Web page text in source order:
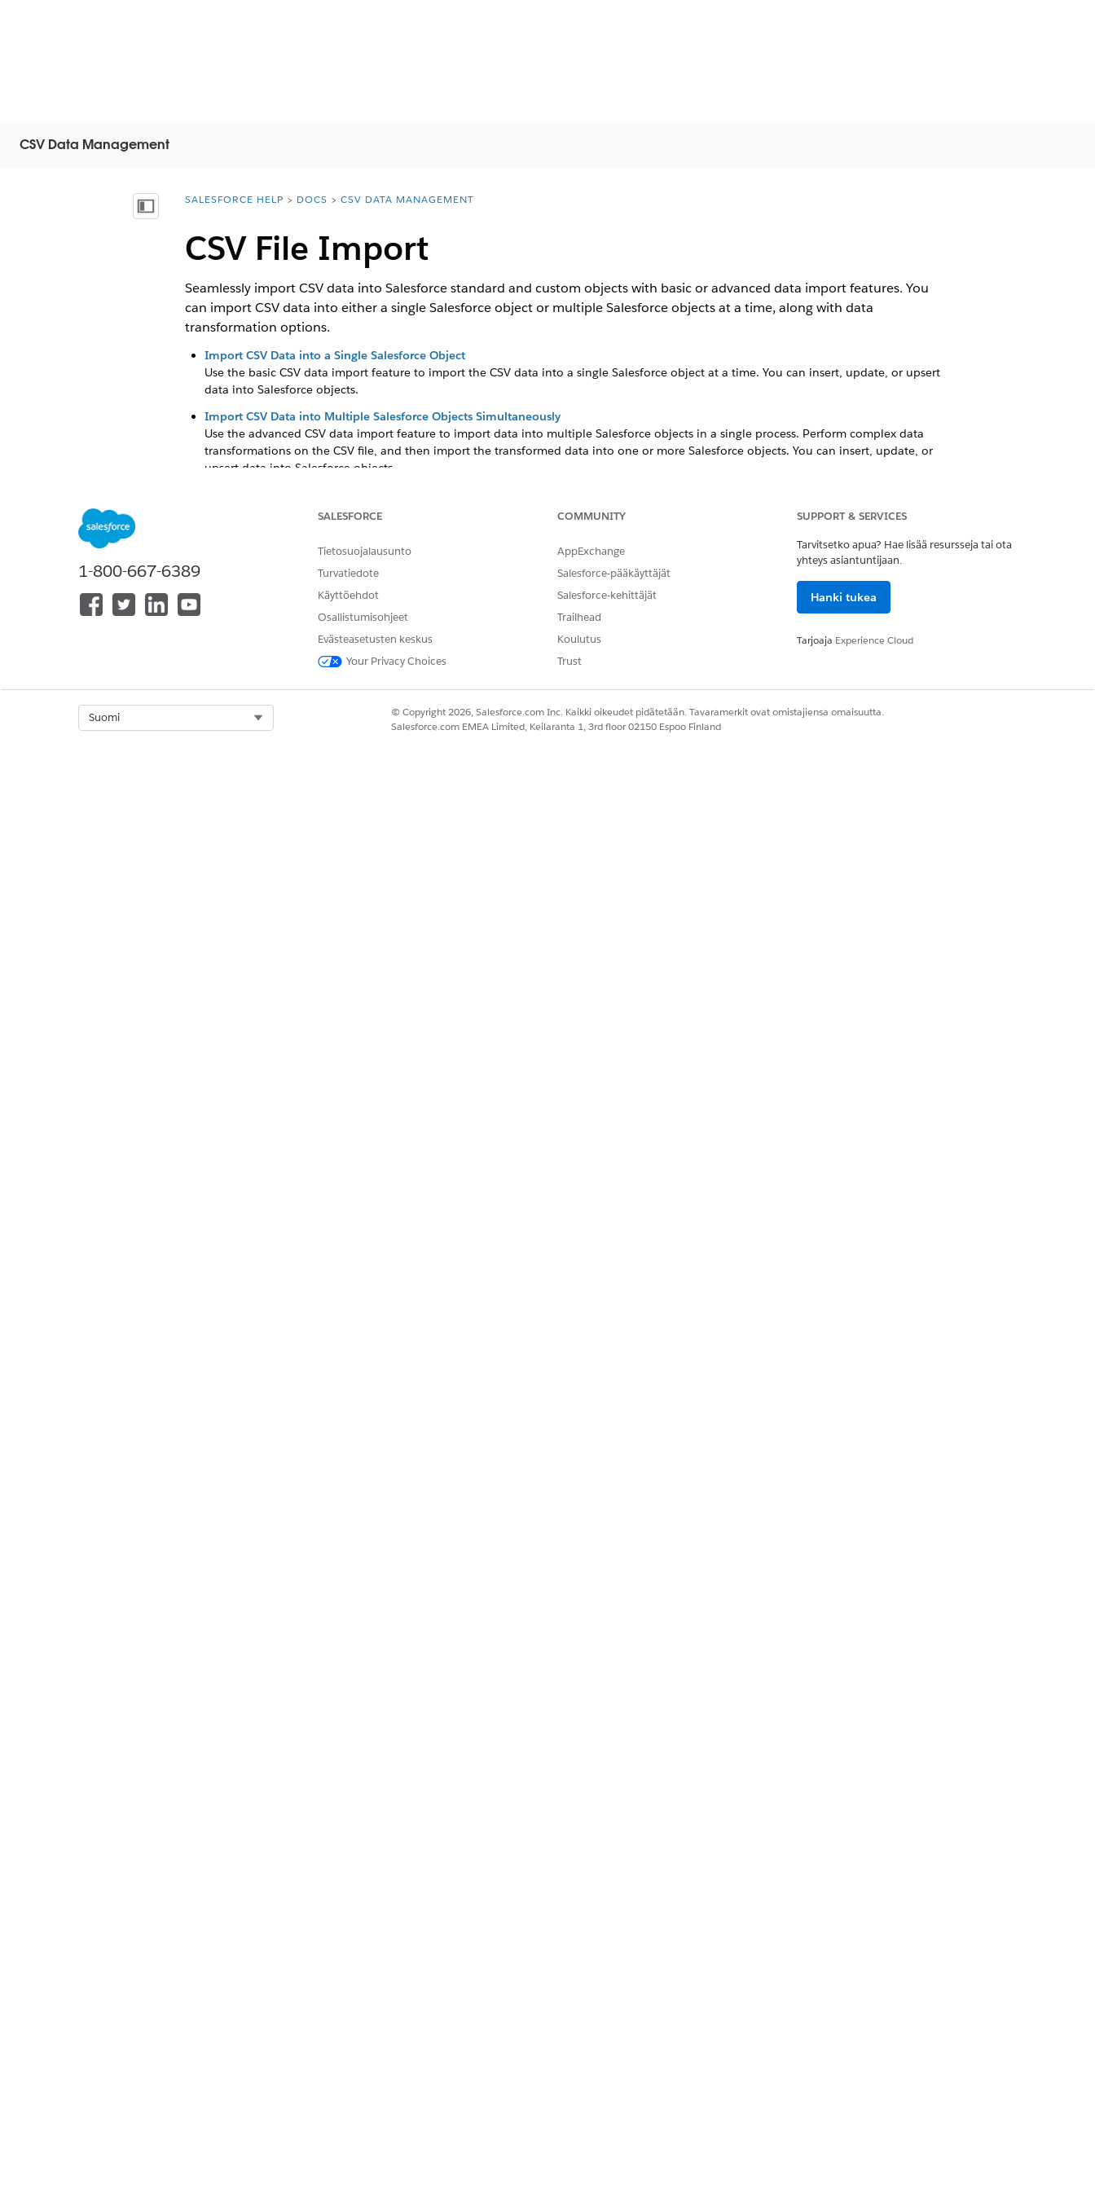
CSV Data Management
Näytä sisällysluettelo
You are here:
SALESFORCE HELP DOCS CSV DATA MANAGEMENT
CSV File Import
Seamlessly import CSV data into Salesforce standard and custom objects with basic or advanced data import features. You
can import CSV data into either a single Salesforce object or multiple Salesforce objects at a time, along with data
transformation options.
Import CSV Data into a Single Salesforce Object
Use the basic CSV data import feature to import the CSV data into a single Salesforce object at a time. You can insert, update, or upsert
data into Salesforce objects.
Import CSV Data into Multiple Salesforce Objects Simultaneously
Use the advanced CSV data import feature to import data into multiple Salesforce objects in a single process. Perform complex data
transformations on the CSV file, and then import the transformed data into one or more Salesforce objects. You can insert, update, or
upsert data into Salesforce objects.
Generate and download a comma-separated values (CSV) template file for your data import. The template includes the required object
RATKAISIKO TÄMÄ ARTIKKELI ONGELMASI?
Anna palautetta, jotta voimme kehittyä!
Kyllä
1-800-667-6389
SALESFORCE
Tietosuojalausunto
Turvatiedote
Käyttöehdot
Osallistumisohjeet
Evästeasetusten keskus
Your Privacy Choices
COMMUNITY
AppExchange
Salesforce-pääkäyttäjät
Salesforce-kehittäjät
Trailhead
Koulutus
Trust
SUPPORT & SERVICES
Tarvitsetko apua? Hae lisää resursseja tai ota
yhteys asiantuntijaan.
Hanki tukea
Tarjoaja Experience Cloud
Suomi
© Copyright 2026, Salesforce.com Inc. Kaikki oikeudet pidätetään. Tavaramerkit ovat omistajiensa omaisuutta.
Salesforce.com EMEA Limited, Keilaranta 1, 3rd floor 02150 Espoo Finland